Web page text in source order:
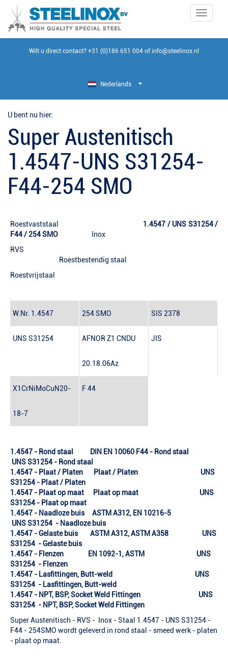
Toggle
Wilt u direct contact? +31 (0)186 651 004 of info@steelinox.nl
Nederlands
U bent nu hier:
Super Austenitisch
1.4547-UNS S31254-
F44-254 SMO
Roestvaststaal 1.4547 / UNS S31254 /
F44 / 254 SMO
Inox
RVS
Roestbestendig staal
Roestvrijstaal
W.Nr. 1.4547 254 SMO SIS 2378
UNS S31254 AFNOR Z1 CNDU
20.18.06Az
JIS
X1CrNiMoCuN20-
18-7
F 44
1.4547 - Rond staal DIN EN 10060 F44 - Rond staal
UNS S31254 - Rond staal
1.4547 - Plaat / Platen Plaat / Platen UNS
S31254 - Plaat / Platen
1.4547 - Plaat op maat Plaat op maat UNS
S31254 - Plaat op maat
1.4547 - Naadloze buis ASTM A312, EN 10216-5
UNS S31254 - Naadloze buis
1.4547 - Gelaste buis ASTM A312, ASTM A358 UNS
S31254 - Gelaste buis
1.4547 - Flenzen EN 1092-1, ASTM UNS
S31254 - Flenzen
1.4547 - Lasfittingen, Butt-weld UNS
S31254 - Lasfittingen, Butt-weld
1.4547 - NPT, BSP, Socket Weld Fittingen UNS
S31254 - NPT, BSP, Socket Weld Fittingen
Super Austenitisch - RVS - Inox - Staal 1.4547 - UNS S31254 -
F44 - 254SMO wordt geleverd in rond staal - smeed werk - platen
- plaat op maat.